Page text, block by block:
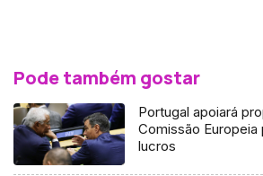
Pode também gostar
Portugal apoiará
Comissão Europeia
lucros